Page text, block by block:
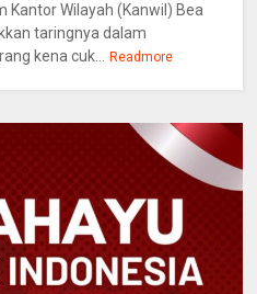
Kantor Wilayah (Kanwil) Bea
taringnya dalam
kena cuk... Readmore